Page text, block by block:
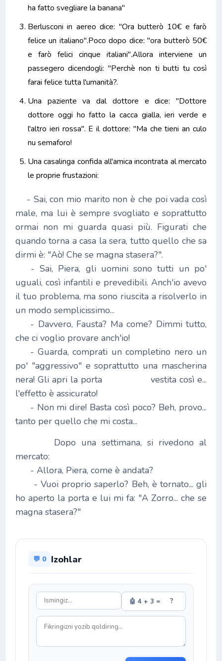
ha fatto svegliare la banana"
Berlusconi in aereo dice: "Ora butterò 10€ e farò
felice un italiano".Poco dopo dice: "ora butterò 50€
e farò felici cinque italiani".Allora interviene un
passegero dicendogli: "Perchè non ti butti tu così
farai felice tutta l'umanità?.
Una paziente va dal dottore e dice: "Dottore
dottore oggi ho fatto la cacca gialla, ieri verde e
l'altro ieri rossa". E il dottore: "Ma che tieni an culo
nu semaforo!
Una casalinga confida all'amica incontrata al mercato
le proprie frustazioni:
- Sai, con mio marito non è che poi vada così
male, ma lui è sempre svogliato e soprattutto
ormai non mi guarda quasi più. Figurati che
quando torna a casa la sera, tutto quello che sa
dirmi è: "Aò! Che se magna stasera?".
- Sai, Piera, gli uomini sono tutti un po'
uguali, così infantili e prevedibili. Anch'io avevo
il tuo problema, ma sono riuscita a risolverlo in
un modo semplicissimo...
- Davvero, Fausta? Ma come? Dimmi tutto,
che ci voglio provare anch'io!
- Guarda, comprati un completino nero un
po' "aggressivo" e soprattutto una mascherina
nera! Gli apri la porta vestita così e...
l'effetto è assicurato!
- Non mi dire! Basta così poco? Beh, provo...
tanto per quello che mi costa...
Dopo una settimana, si rivedono al
mercato:
- Allora, Piera, come è andata?
- Vuoi proprio saperlo? Beh, è tornato... gli
ho aperto la porta e lui mi fa: "A Zorro... che se
magna stasera?"
💬 0 Izohlar
🤖 4 + 3 =